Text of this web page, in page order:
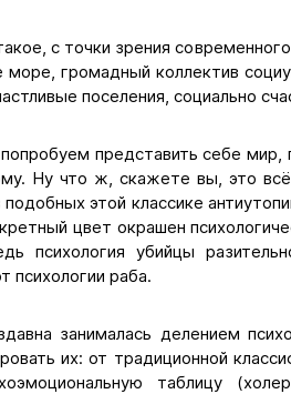
с точки зрения
море, громадный коллектив
поселения, социально
представить себе
Ну что ж, скажете вы, это
подобных этой классике
цвет окрашен
психология убийцы
психологии раба.
занималась делением
их: от традиционной
таблицу